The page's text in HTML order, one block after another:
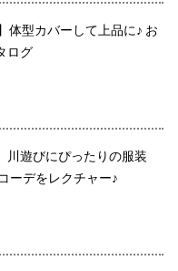
体型カバーして上品に♪ お
ログ
川遊びにぴったりの服装
ーデをレクチャー♪